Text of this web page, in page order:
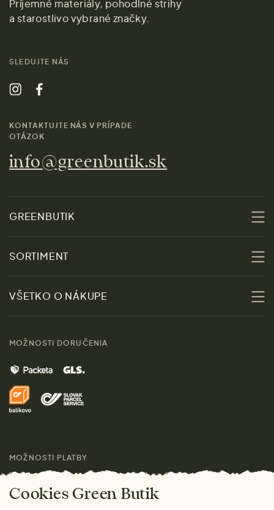
Príjemné materiály, pohodlné strihy
a starostlivo vybrané značky.
SLEDUJTE NÁS
KONTAKTUJTE NÁS V PRÍPADE
OTÁZOK
info@greenbutik.sk
GREENBUTIK
Udržateľnosť
Kontakt
Značky
Pre médiá
SORTIMENT
Zľavy
Ženy
Muži
Domov
Darčeky
VŠETKO O NÁKUPE
Doprava a platba
MOŽNOSTI DORUČENIA
MOŽNOSTI PLATBY
Cookies Green Butik